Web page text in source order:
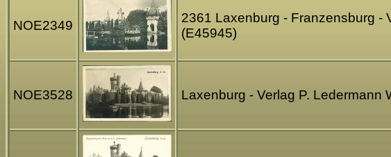
NOE2349
2361 Laxenburg - Franzensburg -
(E45945)
NOE3528 Laxenburg - Verlag P. Ledermann